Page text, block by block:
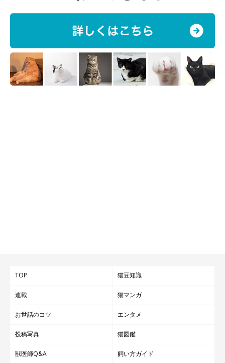
TOP 猫豆知識
連載 猫マンガ
お世話のコツ エンタメ
投稿写真 猫図鑑
獣医師Q&A 飼い方ガイド